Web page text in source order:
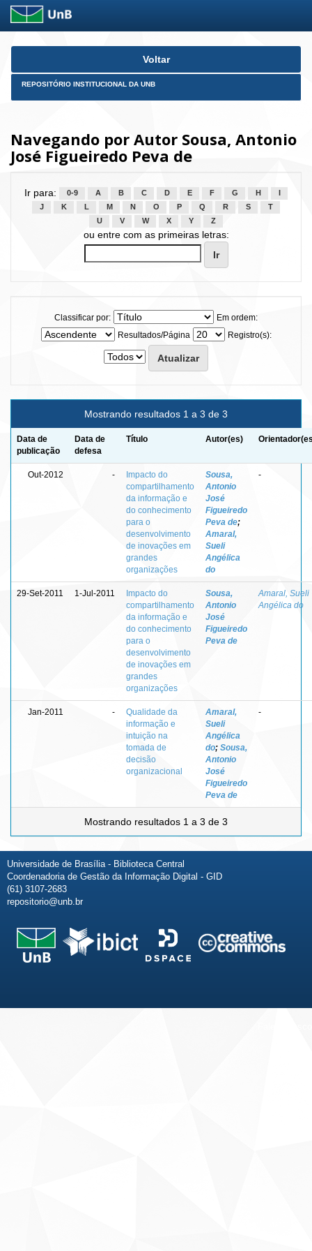
Skip
Voltar
REPOSITÓRIO INSTITUCIONAL DA UNB
Navegando por Autor Sousa, Antonio
José Figueiredo Peva de
Ir para: 0-9 A B C D E F G H
J
K L M N O P Q R S
T
U
V W X Y Z
ou entre com as primeiras letras:
Classificar por:
Em ordem:
Resultados/Página
Registro(s):
Mostrando resultados 1 a 3 de 3
Data de
publicação
Data de
defesa
Título Autor(es)
Out-2012 -
Impacto do
compartilhamento
da informação e
do conhecimento
para o
desenvolvimento
de inovações em
grandes
organizações
Sousa,
Antonio
José
Figueiredo
Peva de;
Amaral,
Sueli
Angélica
do
-
29-Set-2011 1-Jul-2011
Impacto do
compartilhamento
da informação e
do conhecimento
para o
desenvolvimento
de inovações em
grandes
organizações
Sousa,
Antonio
José
Figueiredo
Peva de
Amaral, Sueli
Angélica do
Jan-2011 -
Qualidade da
informação e
intuição na
tomada de
decisão
organizacional
Amaral,
Sueli
Angélica
do; Sousa,
Antonio
José
Figueiredo
Peva de
-
Mostrando resultados 1 a 3 de 3
Universidade de Brasília - Biblioteca Central
Coordenadoria de Gestão da Informação Digital - GID
(61) 3107-2683
repositorio@unb.br